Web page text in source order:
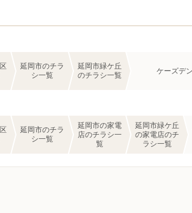
延岡市のチラ
シ一覧
延岡市緑ケ丘
のチラシ一覧
ケーズデ
延岡市のチラ
シ一覧
延岡市の家電
店のチラシ一
覧
延岡市緑ケ丘
の家電店のチ
ラシ一覧